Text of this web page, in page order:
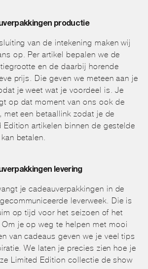
productie
van de intekening maken wij
op. Per artikel bepalen we de
en de daarbij horende
prijs. Die geven we meteen aan je
je weet wat je voordeel is. Je
op dat moment van ons ook de
met een betaallink zodat je de
Edition artikelen binnen de gestelde
betalen.
levering
je cadeauverpakkingen in de
leverweek. Die is
op tijd voor het seizoen of het
Om je op weg te helpen met mooi
van cadeaus geven we je veel tips
We laten je precies zien hoe je
Limited Edition collectie de show